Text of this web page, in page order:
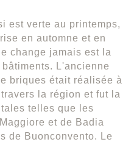
est verte au printemps,
en automne et en
change jamais est la
L'ancienne
briques était réalisée à
la région et fut la
telles que les
et de Badia
de Buonconvento. Le